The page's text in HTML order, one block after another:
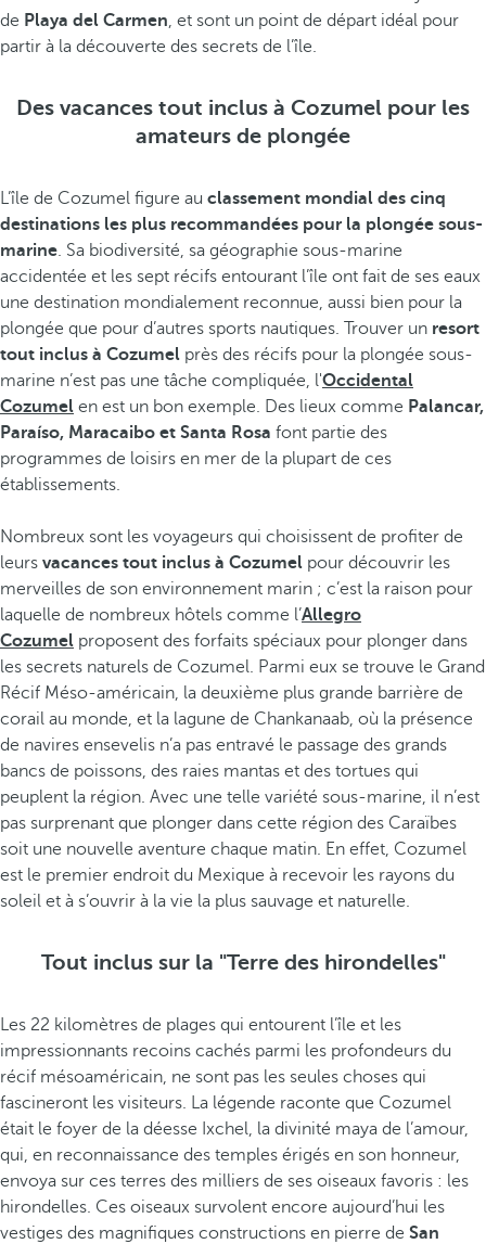
de Playa del Carmen, et sont un point de départ idéal pour
partir à la découverte des secrets de l’île.
Des vacances tout inclus à Cozumel pour les
amateurs de plongée
L’île de Cozumel figure au classement mondial des cinq
destinations les plus recommandées pour la plongée sous-
marine. Sa biodiversité, sa géographie sous-marine
accidentée et les sept récifs entourant l’île ont fait de ses eaux
une destination mondialement reconnue, aussi bien pour la
plongée que pour d’autres sports nautiques. Trouver un resort
tout inclus à Cozumel près des récifs pour la plongée sous-
marine n’est pas une tâche compliquée, l'Occidental
Cozumel en est un bon exemple. Des lieux comme Palancar,
Paraíso, Maracaibo et Santa Rosa font partie des
programmes de loisirs en mer de la plupart de ces
établissements.
Nombreux sont les voyageurs qui choisissent de profiter de
leurs vacances tout inclus à Cozumel pour découvrir les
merveilles de son environnement marin ; c’est la raison pour
laquelle de nombreux hôtels comme l’Allegro
Cozumel proposent des forfaits spéciaux pour plonger dans
les secrets naturels de Cozumel. Parmi eux se trouve le Grand
Récif Méso-américain, la deuxième plus grande barrière de
corail au monde, et la lagune de Chankanaab, où la présence
de navires ensevelis n’a pas entravé le passage des grands
bancs de poissons, des raies mantas et des tortues qui
peuplent la région. Avec une telle variété sous-marine, il n’est
pas surprenant que plonger dans cette région des Caraïbes
soit une nouvelle aventure chaque matin. En effet, Cozumel
est le premier endroit du Mexique à recevoir les rayons du
soleil et à s’ouvrir à la vie la plus sauvage et naturelle.
Tout inclus sur la "Terre des hirondelles"
Les 22 kilomètres de plages qui entourent l’île et les
impressionnants recoins cachés parmi les profondeurs du
récif mésoaméricain, ne sont pas les seules choses qui
fascineront les visiteurs. La légende raconte que Cozumel
était le foyer de la déesse Ixchel, la divinité maya de l’amour,
qui, en reconnaissance des temples érigés en son honneur,
envoya sur ces terres des milliers de ses oiseaux favoris : les
hirondelles. Ces oiseaux survolent encore aujourd’hui les
vestiges des magnifiques constructions en pierre de San